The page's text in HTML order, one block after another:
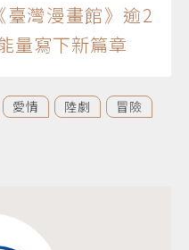
灣漫畫館》逾2
量寫下新篇章
愛情 陸劇
冒險